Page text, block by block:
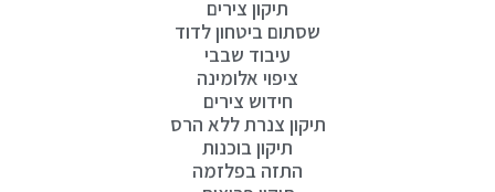
תיקון צירים
שסתום ביטחון לדוד
עיבוד שבבי
ציפוי אלומינה
חידוש צירים
תיקון צנרת ללא הרס
תיקון בוכנות
התזה בפלזמה